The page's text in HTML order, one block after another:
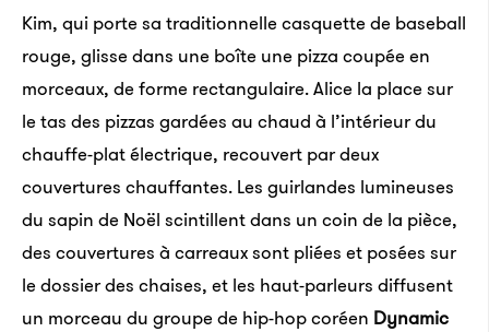
Kim, qui porte sa traditionnelle casquette de baseball
rouge, glisse dans une boîte une pizza coupée en
morceaux, de forme rectangulaire. Alice la place sur
le tas des pizzas gardées au chaud à l’intérieur du
chauffe-plat électrique, recouvert par deux
couvertures chauffantes. Les guirlandes lumineuses
du sapin de Noël scintillent dans un coin de la pièce,
des couvertures à carreaux sont pliées et posées sur
le dossier des chaises, et les haut-parleurs diffusent
un morceau du groupe de hip-hop coréen Dynamic